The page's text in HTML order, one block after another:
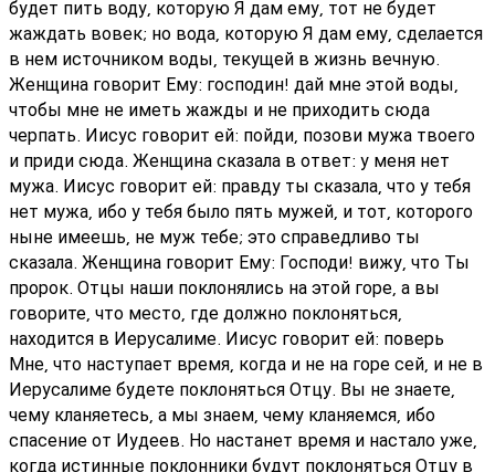
будет пить воду, которую Я дам ему, тот не будет
жаждать вовек; но вода, которую Я дам ему, сделается
в нем источником воды, текущей в жизнь вечную.
Женщина говорит Ему: господин! дай мне этой воды,
чтобы мне не иметь жажды и не приходить сюда
черпать. Иисус говорит ей: пойди, позови мужа твоего
и приди сюда. Женщина сказала в ответ: у меня нет
мужа. Иисус говорит ей: правду ты сказала, что у тебя
нет мужа, ибо у тебя было пять мужей, и тот, которого
ныне имеешь, не муж тебе; это справедливо ты
сказала. Женщина говорит Ему: Господи! вижу, что Ты
пророк. Отцы наши поклонялись на этой горе, а вы
говорите, что место, где должно поклоняться,
находится в Иерусалиме. Иисус говорит ей: поверь
Мне, что наступает время, когда и не на горе сей, и не в
Иерусалиме будете поклоняться Отцу. Вы не знаете,
чему кланяетесь, а мы знаем, чему кланяемся, ибо
спасение от Иудеев. Но настанет время и настало уже,
когда истинные поклонники будут поклоняться Отцу в